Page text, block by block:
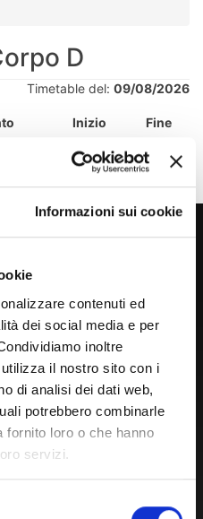
Informazioni sui cookie
contenuti ed
dei social media e per
inoltre
il nostro sito con i
di analisi dei dati web,
potrebbero combinarle
fornito loro o che hanno
servizi.
D
Timetable del: 09/08/2026
Inizio Fine
evento registrato -
444
(PAT in fase di